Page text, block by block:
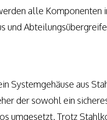
alle
und
Systemgehäuse aus
der sowohl ein
umgesetzt. Trotz